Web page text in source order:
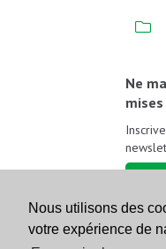
Nous utilisons des
votre expérience de
Ne